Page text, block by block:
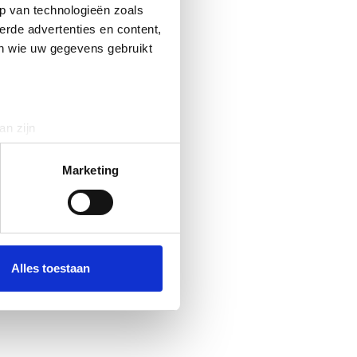
van technologieën zoals
advertenties en content,
wie uw gegevens gebruikt
zijn
detailgedeeltein. U kunt uw
partners voor social
die u aan ze heeft
Marketing
Alles toestaan